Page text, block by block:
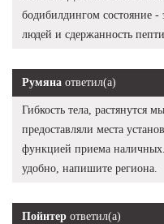
бодибилдингом состояние
людей и сдержанность
Румяна ответил(а)
Гибкость тела, растянутся
предоставляли места
функцией приема
удобно, напишите региона.
Пойнтер ответил(а)